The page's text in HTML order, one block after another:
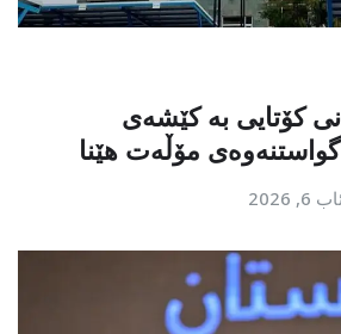
کۆتایی بە کێشەی
مۆڵەت هێنا
6, 2026